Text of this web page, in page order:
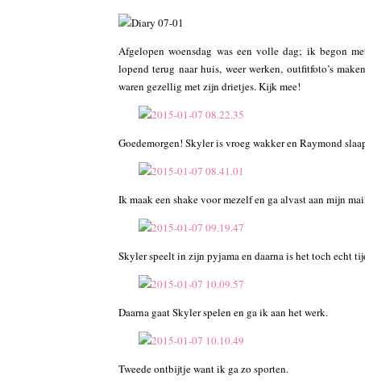
Afgelopen woensdag was een volle dag; ik begon
lopend terug naar huis, weer werken, outfitfoto’s
waren gezellig met zijn drietjes. Kijk mee!
Goedemorgen! Skyler is vroeg wakker en Raymond
Ik maak een shake voor mezelf en ga alvast aan mijn
Skyler speelt in zijn pyjama en daarna is het toch echt
Daarna gaat Skyler spelen en ga ik aan het werk.
Tweede ontbijtje want ik ga zo sporten.